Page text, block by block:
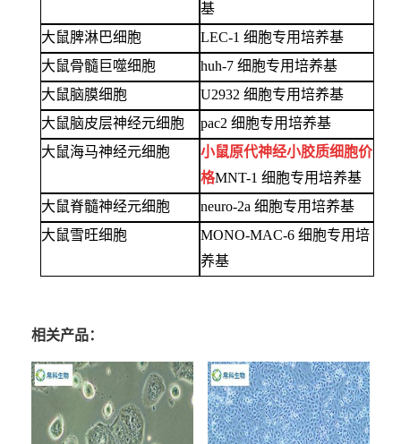
基
大鼠脾淋巴细胞
LEC-1 细胞专用培养基
大鼠骨髓巨噬细胞
huh-7 细胞专用培养基
大鼠脑膜细胞
U2932 细胞专用培养基
大鼠脑皮层神经元细胞
pac2 细胞专用培养基
大鼠海马神经元细胞
小鼠原代神经小胶质细胞价
格MNT-1 细胞专用培养基
大鼠脊髓神经元细胞
neuro-2a 细胞专用培养基
大鼠雪旺细胞
MONO-MAC-6 细胞专用培
养基
相关产品：